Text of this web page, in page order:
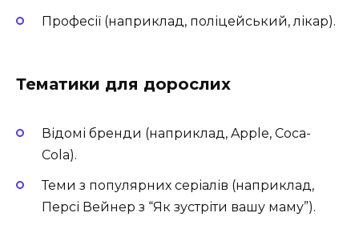
Професії (наприклад, поліцейський, лікар).
Тематики для дорослих
Відомі бренди (наприклад, Apple, Coca-
Cola).
Теми з популярних серіалів (наприклад,
Персі Вейнер з “Як зустріти вашу маму”).